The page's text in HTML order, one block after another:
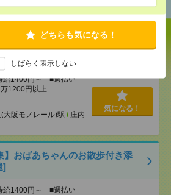
どちらも気になる！
しばらく表示しない
不要！日収1.1万円～＊未経験OK
給1400円～ ■週払い
1200円以上
大阪モノレール)駅 / 庄内
気になる！
】おばあちゃんのお散歩付き添
]
給1400円～ ■週払い